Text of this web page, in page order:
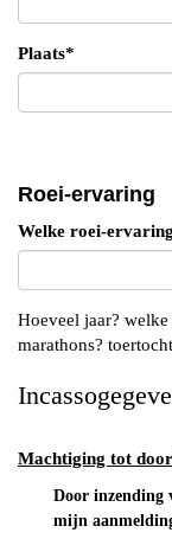
Plaats*
Roei-ervaring
Welke roei-
Hoeveel jaar?
marathons?
Machtiging tot
Door inzending
mijn